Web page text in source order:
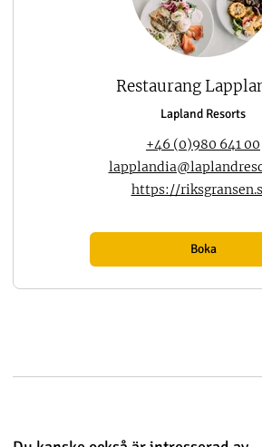
Restaurang
Lapland Resorts
+46 (0)980 641 00
https://
Boka